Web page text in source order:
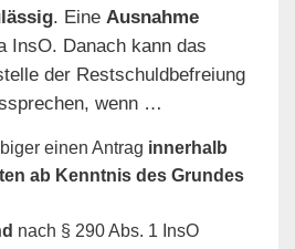
. Eine Ausnahme
InsO. Danach kann das
der Restschuldbefreiung
wenn …
einen Antrag innerhalb
ab Kenntnis des Grundes
nach § 290 Abs. 1 InsO